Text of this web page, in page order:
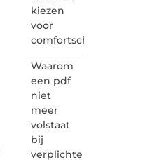
kiezen
voor
comfortschoenen
Waarom
een pdf
niet
meer
volstaat
bij
verplichte